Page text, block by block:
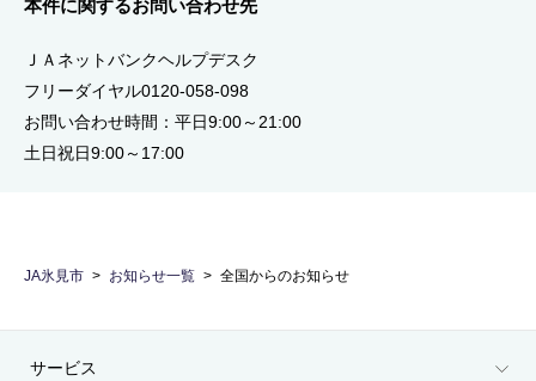
本件に関するお問い合わせ先
ＪＡネットバンクヘルプデスク
フリーダイヤル0120-058-098
お問い合わせ時間：平日9:00～21:00
土日祝日9:00～17:00
JA氷見市 お知らせ一覧 全国からのお知らせ
サービス